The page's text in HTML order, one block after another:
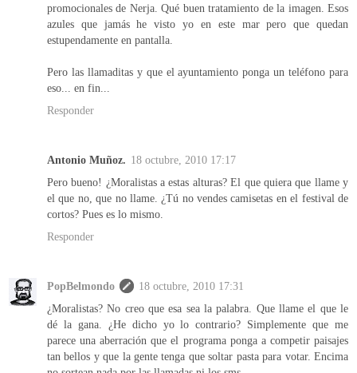
promocionales de Nerja. Qué buen tratamiento de la imagen. Esos
azules que jamás he visto yo en este mar pero que quedan
estupendamente en pantalla.
Pero las llamaditas y que el ayuntamiento ponga un teléfono para
eso... en fin...
Responder
Antonio Muñoz. 18 octubre, 2010 17:17
Pero bueno! ¿Moralistas a estas alturas? El que quiera que llame y
el que no, que no llame. ¿Tú no vendes camisetas en el festival de
cortos? Pues es lo mismo.
Responder
PopBelmondo
18 octubre, 2010 17:31
¿Moralistas? No creo que esa sea la palabra. Que llame el que le
dé la gana. ¿He dicho yo lo contrario? Simplemente que me
parece una aberración que el programa ponga a competir paisajes
tan bellos y que la gente tenga que soltar pasta para votar. Encima